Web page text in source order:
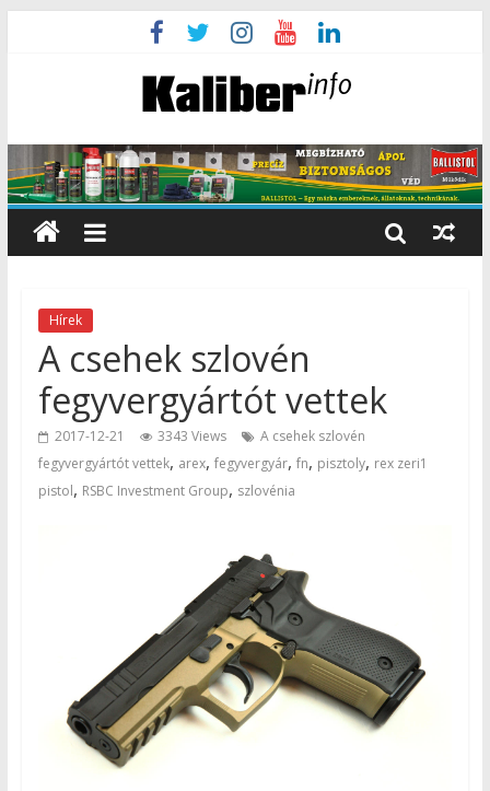
Hírek
A csehek szlovén
fegyvergyártót vettek
2017-12-21 3343 Views
A csehek szlovén
fegyvergyártót vettek, arex, fegyvergyár, fn, pisztoly, rex zeri1
pistol, RSBC Investment Group, szlovénia